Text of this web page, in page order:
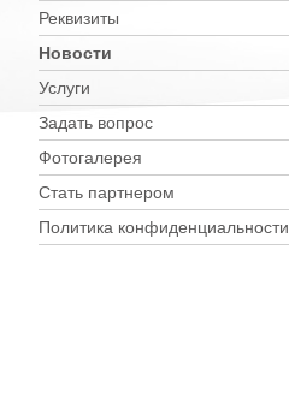
Реквизиты
Новости
Услуги
Задать вопрос
Фотогалерея
Стать партнером
Политика конфиденциальности